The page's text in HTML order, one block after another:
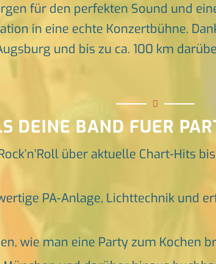
für den perfekten Sound und
in eine echte Konzertbühne.
und bis zu ca. 100 km
DEINE BAND FUER
über aktuelle Chart-Hits
PA-Anlage, Lichttechnik und
wie man eine Party zum Kochen